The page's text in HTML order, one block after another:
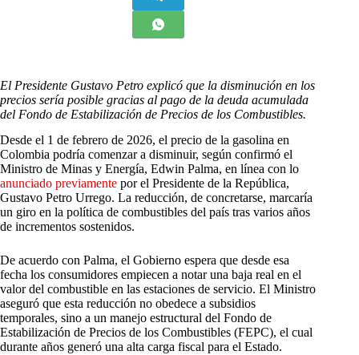
El Presidente Gustavo Petro explicó que la disminución en los
precios sería posible gracias al pago de la deuda acumulada
del Fondo de Estabilización de Precios de los Combustibles.
Desde el 1 de febrero de 2026, el precio de la gasolina en
Colombia podría comenzar a disminuir, según confirmó el
Ministro de Minas y Energía, Edwin Palma, en línea con lo
anunciado previamente por el Presidente de la República,
Gustavo Petro Urrego. La reducción, de concretarse, marcaría
un giro en la política de combustibles del país tras varios años
de incrementos sostenidos.
De acuerdo con Palma, el Gobierno espera que desde esa
fecha los consumidores empiecen a notar una baja real en el
valor del combustible en las estaciones de servicio. El Ministro
aseguró que esta reducción no obedece a subsidios
temporales, sino a un manejo estructural del Fondo de
Estabilización de Precios de los Combustibles (FEPC), el cual
durante años generó una alta carga fiscal para el Estado.